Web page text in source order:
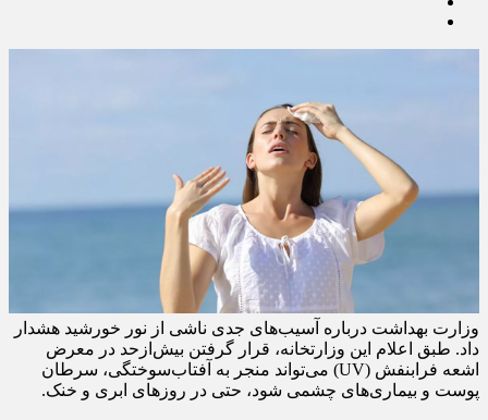
وزارت بهداشت درباره آسیب‌های جدی ناشی از نور خورشید هشدار
داد. طبق اعلام این وزارتخانه، قرار گرفتن بیش‌ازحد در معرض
اشعه فرابنفش (UV) می‌تواند منجر به آفتاب‌سوختگی، سرطان
پوست و بیماری‌های چشمی شود، حتی در روزهای ابری و خنک.